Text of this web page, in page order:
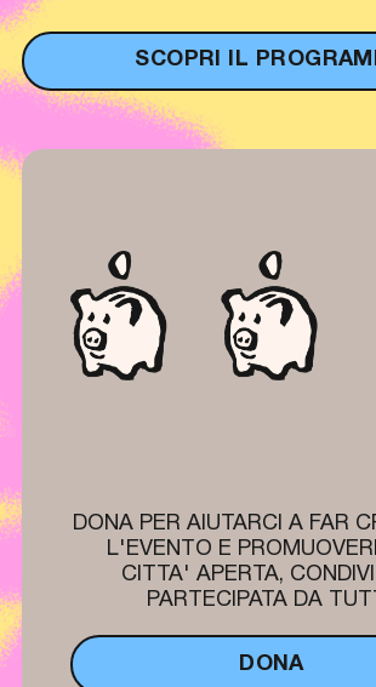
SCOPRI IL
DONA PER AIUTARCI A FAR
L'EVENTO E
CITTA' APERTA,
PARTECIPATA DA
DONA